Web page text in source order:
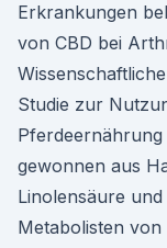
Erkrankungen
von CBD bei
Studie zur
gewonnen aus
Linolensäure
Metabolisten